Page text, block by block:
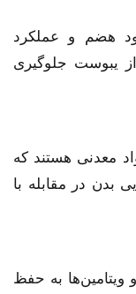
هضم و عملکرد
یبوست جلوگیری
معدنی هستند که
بدن در مقابله با
به حفظ